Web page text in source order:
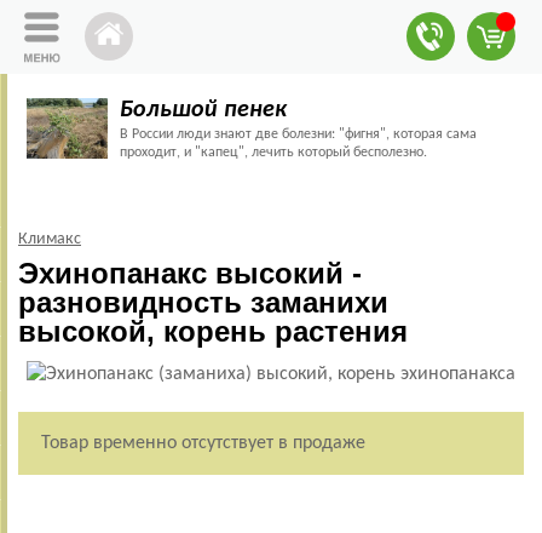
Большой пенек
В России люди знают две болезни: "фигня", которая сама
проходит, и "капец", лечить который бесполезно.
Климакс
Эхинопанакс высокий -
разновидность заманихи
высокой, корень растения
Товар временно отсутствует в продаже